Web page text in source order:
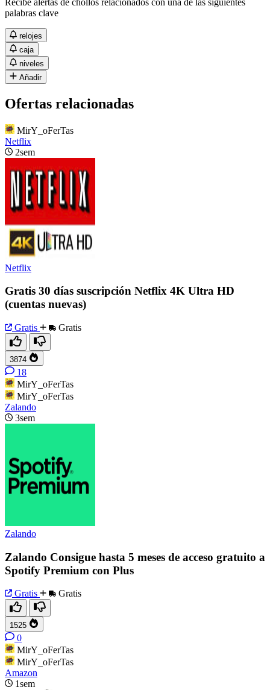
palabras clave
relojes
caja
niveles
Añadir
Ofertas relacionadas
MirY_oFerTas
Netflix
2sem
Netflix
Gratis 30 días suscripción Netflix 4K Ultra HD
(cuentas nuevas)
Gratis Gratis
3874
18
MirY_oFerTas
MirY_oFerTas
Zalando
3sem
Zalando
Zalando Consigue hasta 5 meses de acceso gratuito a
Spotify Premium con Plus
Gratis Gratis
1525
0
MirY_oFerTas
MirY_oFerTas
Amazon
1sem